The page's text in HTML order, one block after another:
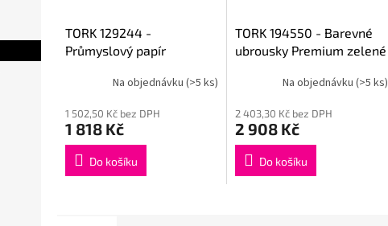
TORK 129244 -
Průmyslový papír
velká roleNa objednávku (>5 ks)
1 502,50 Kč bez DPH
1 818 Kč
Do košíku
TORK 194550 - Barevné
ubrousky Premium zelené
Na objednávku (>5 ks)
2 403,30 Kč bez DPH
2 908 Kč
Do košíku